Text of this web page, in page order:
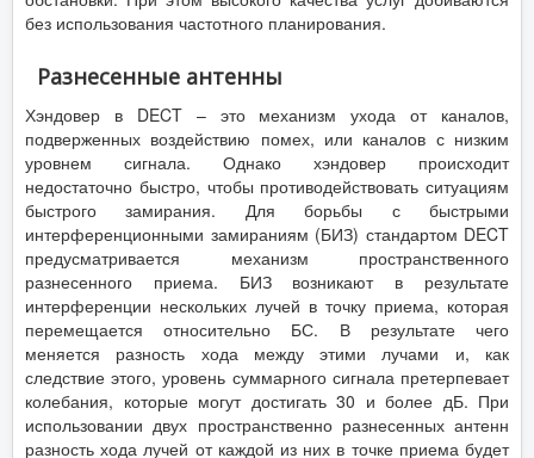
без использования частотного планирования.
Разнесенные антенны
Хэндовер в DECT – это механизм ухода от каналов,
подверженных воздействию помех, или каналов с низким
уровнем сигнала. Однако хэндовер происходит
недостаточно быстро, чтобы противодействовать ситуациям
быстрого замирания. Для борьбы с быстрыми
интерференционными замираниям (БИЗ) стандартом DECT
предусматривается механизм пространственного
разнесенного приема. БИЗ возникают в результате
интерференции нескольких лучей в точку приема, которая
перемещается относительно БС. В результате чего
меняется разность хода между этими лучами и, как
следствие этого, уровень суммарного сигнала претерпевает
колебания, которые могут достигать 30 и более дБ. При
использовании двух пространственно разнесенных антенн
разность хода лучей от каждой из них в точке приема будет